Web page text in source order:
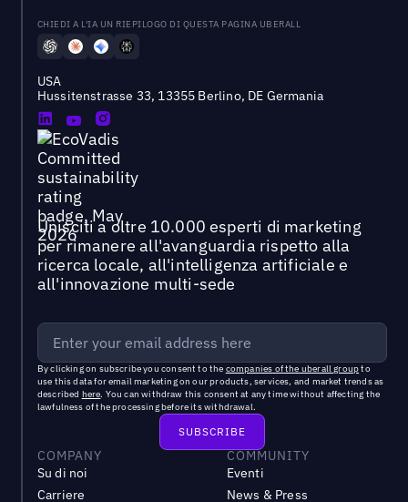
CHIEDI A L'IA UN RIEPILOGO DI QUESTA PAGINA UBERALL
USA
Hussitenstrasse 33, 13355 Berlino, DE Germania
Unisciti a oltre 10.000 esperti di marketing
per rimanere all'avanguardia rispetto alla
ricerca locale, all'intelligenza artificiale e
all'innovazione multi-sede
By clicking on subscribe you consent to the companies of the uberall groupto
use this data for email marketing on our products, services, and market trends as
described here. You can withdraw this consent at any time without affecting the
lawfulness of the processing before its withdrawal.
COMPANY
Su di noi
Carriere
COMMUNITY
Eventi
News & Press